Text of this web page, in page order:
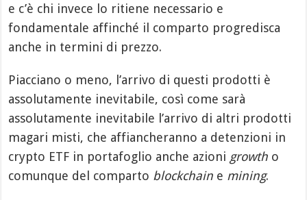
e c’è chi invece lo ritiene necessario e
fondamentale affinché il comparto progredisca
anche in termini di prezzo.
Piacciano o meno, l’arrivo di questi prodotti è
assolutamente inevitabile, così come sarà
assolutamente inevitabile l’arrivo di altri prodotti
magari misti, che affiancheranno a detenzioni in
crypto ETF in portafoglio anche azioni growth o
comunque del comparto blockchain e mining.